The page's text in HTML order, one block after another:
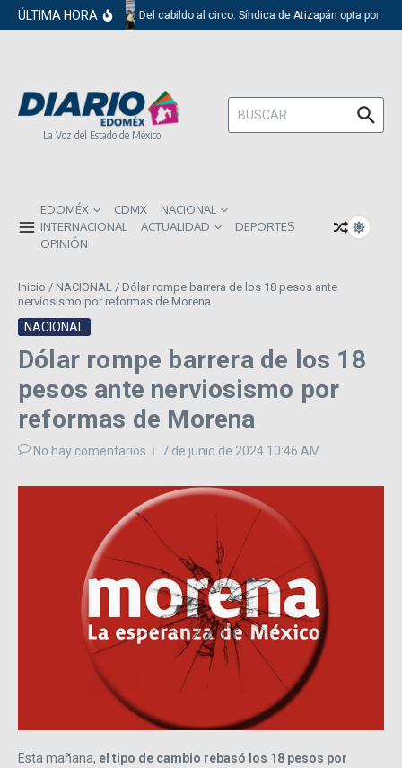
Saltar al contenido
ÚLTIMA HORA Del cabildo al circo: Síndica de Atizapán opta por el
La Voz del Estado de México
Buscar:
EDOMÉX CDMX
NACIONAL
INTERNACIONAL
ACTUALIDAD
DEPORTES
OPINIÓN
Inicio / NACIONAL / Dólar rompe barrera de los 18 pesos ante
nerviosismo por reformas de Morena
NACIONAL
Dólar rompe barrera de los 18
pesos ante nerviosismo por
reformas de Morena
No hay comentarios 7 de junio de 2024 10:46 AM
Esta mañana, el tipo de cambio rebasó los 18 pesos por